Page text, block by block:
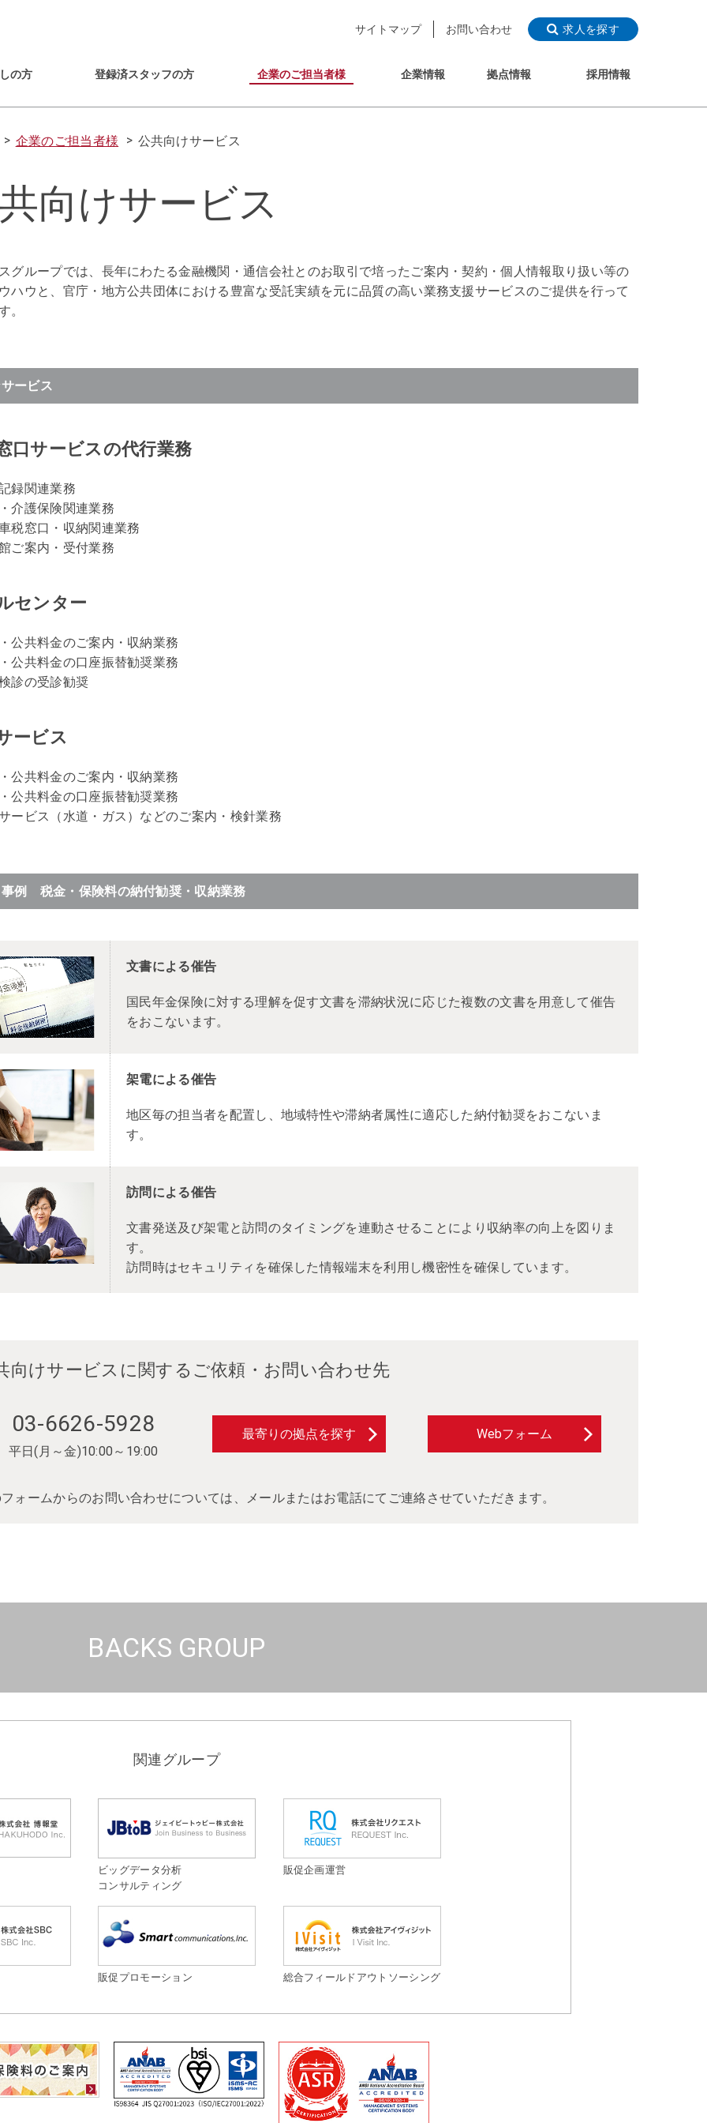
サイトマップ お問い合わせ 求人を探す
の方 登録済スタッフの方 企業のご担当者様 企業情報 拠点情報 採用情報
企業のご担当者様 公共向けサービス
向けサービス
グループでは、長年にわたる金融機関・通信会社とのお取引で培ったご案内・契約・個人情報取り扱い等の
ハウと、官庁・地方公共団体における豊富な受託実績を元に品質の高い業務支援サービスのご提供を行って
。
ービス
口サービスの代行業務
録関連業務
介護保険関連業務
税窓口・収納関連業務
ご案内・受付業務
センター
公共料金のご案内・収納業務
公共料金の口座振替勧奨業務
診の受診勧奨
ービス
公共料金のご案内・収納業務
公共料金の口座振替勧奨業務
ービス（水道・ガス）などのご案内・検針業務
例 税金・保険料の納付勧奨・収納業務
文書による催告
国民年金保険に対する理解を促す文書を滞納状況に応じた複数の文書を用意して催告
をおこないます。
架電による催告
地区毎の担当者を配置し、地域特性や滞納者属性に適応した納付勧奨をおこないま
す。
訪問による催告
文書発送及び架電と訪問のタイミングを連動させることにより収納率の向上を図りま
す。
訪問時はセキュリティを確保した情報端末を利用し機密性を確保しています。
向けサービスに関するご依頼・お問い合わせ先
03-6626-5928
平日(月～金)10:00～19:00
最寄りの拠点を探す Webフォーム
ォームからのお問い合わせについては、メールまたはお電話にてご連絡させていただきます。
BACKS GROUP
関連グループ
ビッグデータ分析
コンサルティング
販促企画運営
販促プロモーション 総合フィールドアウトソーシング